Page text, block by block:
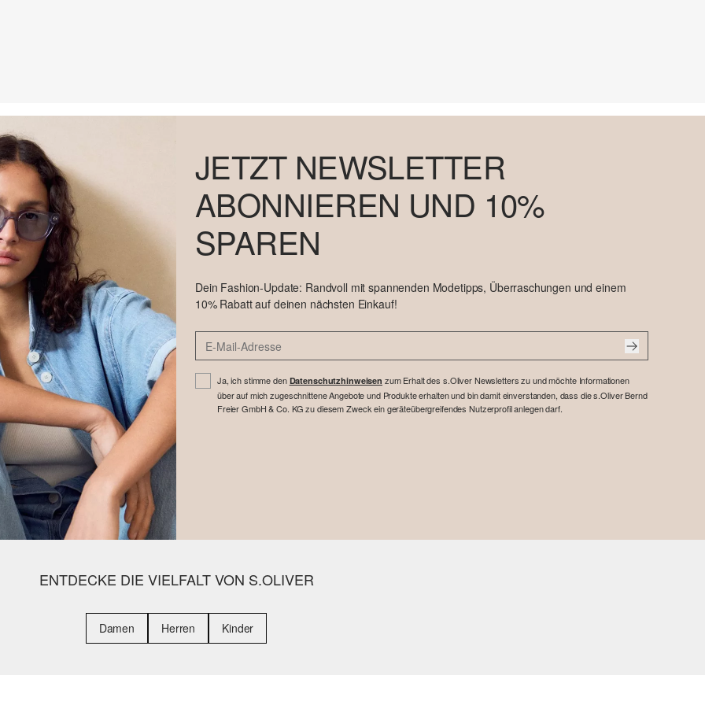
JETZT NEWSLETTER
ABONNIEREN UND 10%
SPAREN
Dein Fashion-Update: Randvoll mit spannenden Modetipps, Überraschungen und einem
10% Rabatt auf deinen nächsten Einkauf!
Ja, ich stimme den Datenschutzhinweisen zum Erhalt des s.Oliver Newsletters zu und möchte Informationen
über auf mich zugeschnittene Angebote und Produkte erhalten und bin damit einverstanden, dass die s.Oliver Bernd
Freier GmbH & Co. KG zu diesem Zweck ein geräteübergreifendes Nutzerprofil anlegen darf.
ENTDECKE DIE VIELFALT VON S.OLIVER
Damen Herren Kinder